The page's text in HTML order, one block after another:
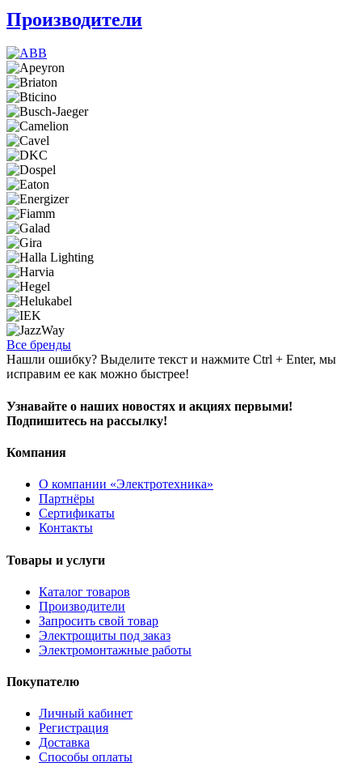
Производители
Все бренды
Нашли ошибку? Выделите текст и нажмите Ctrl + Enter, мы
исправим ее как можно быстрее!
Узнавайте о наших новостях и акциях первыми!
Подпишитесь на рассылку!
Компания
О компании «Электротехника»
Партнёры
Сертификаты
Контакты
Товары и услуги
Каталог товаров
Производители
Запросить свой товар
Электрощиты под заказ
Электромонтажные работы
Покупателю
Личный кабинет
Регистрация
Доставка
Способы оплаты